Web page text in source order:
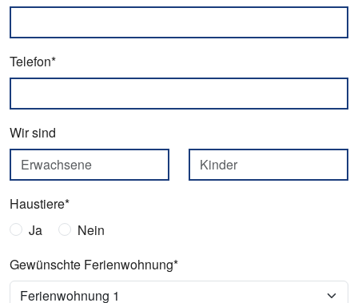
Telefon*
Wir sind
Haustiere*
Ja
Nein
Gewünschte Ferienwohnung*